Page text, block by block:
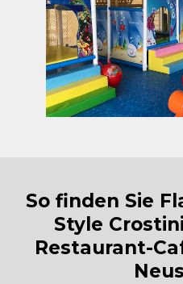
So finden Sie
Style
Restaurant-